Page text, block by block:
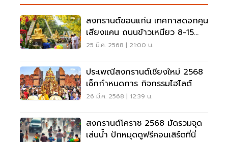
สงกรานต์ขอนแก่น เทศกาลดอกคูน
เสียงแคน ถนนข้าวเหนียว 8-15
เม.ย.68
25 มี.ค. 2568 | 21:00 น.
ประเพณีสงกรานต์เชียงใหม่ 2568
เช็กกำหนดการ กิจกรรมไฮไลต์
26 มี.ค. 2568 | 12:39 น.
สงกรานต์โคราช 2568 มัดรวมจุด
เล่นน้ำ ปักหมุดดูฟรีคอนเสิร์ตที่นี่